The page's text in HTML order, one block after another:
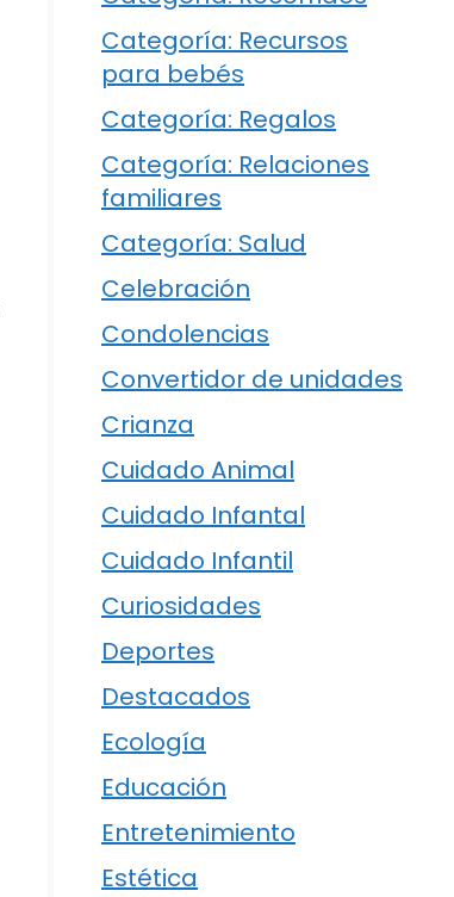
Categoría: Recursos
para bebés
Categoría: Regalos
Categoría: Relaciones
familiares
Categoría: Salud
Celebración
Condolencias
Convertidor de unidades
Crianza
Cuidado Animal
Cuidado Infantal
Cuidado Infantil
Curiosidades
Deportes
Destacados
Ecología
Educación
Entretenimiento
Estética